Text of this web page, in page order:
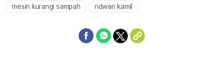
mesin kurangi sampah ridwan kamil